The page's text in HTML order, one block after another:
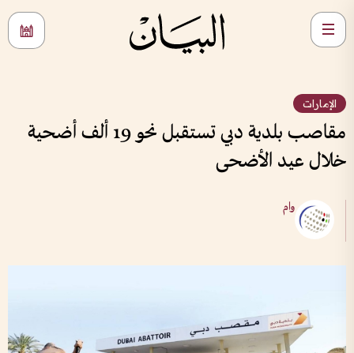
الإمارات
مقاصب بلدية دبي تستقبل نحو 19 ألف أضحية
خلال عيد الأضحى
وام